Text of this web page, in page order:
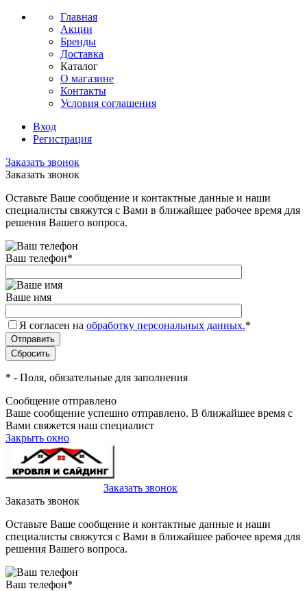
Главная
Акции
Бренды
Доставка
Каталог
О магазине
Контакты
Условия соглашения
Вход
Регистрация
Заказать звонок
Заказать звонок
Оставьте Ваше сообщение и контактные данные и наши
специалисты свяжутся с Вами в ближайшее рабочее время для
решения Вашего вопроса.
Ваш телефон*
Ваше имя
Я согласен на обработку персональных данных.*
* - Поля, обязательные для заполнения
Сообщение отправлено
Ваше сообщение успешно отправлено. В ближайшее время с
Вами свяжется наш специалист
Закрыть окно
Заказать звонок
Заказать звонок
Оставьте Ваше сообщение и контактные данные и наши
специалисты свяжутся с Вами в ближайшее рабочее время для
решения Вашего вопроса.
Ваш телефон*